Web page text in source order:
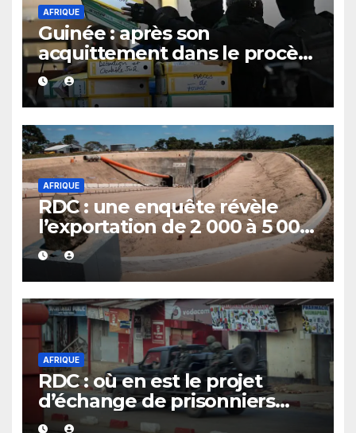
AFRIQUE
Guinée : après son
acquittement dans le procès
du 28 septembre 2009,
Bienvenu Lamah promu
général de brigade
AFRIQUE
RDC : une enquête révèle
l’exportation de 2 000 à 5 000
tonnes d’uranium vers la
Chine avec le cobalt en 20
ans
AFRIQUE
RDC : où en est le projet
d’échange de prisonniers
entre Kinshasa et l’AFC/M23 ?